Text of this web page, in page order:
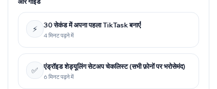
⚡ 30 सेकंड में अपना पहला TikTask बनाएँ
4 मिनट पढ़ने में
✅ एंड्रॉइड शेड्यूलिंग सेटअप चेकलिस्ट (सभी फ़ोनों पर भरोसेमंद)
6 मिनट पढ़ने में